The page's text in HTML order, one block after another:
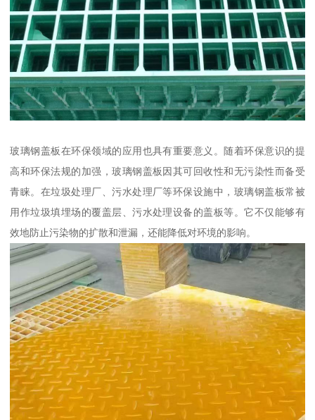
玻璃钢盖板在环保领域的应用也具有重要意义。随着环保意识的提
高和环保法规的加强，玻璃钢盖板因其可回收性和无污染性而备受
青睐。在垃圾处理厂、污水处理厂等环保设施中，玻璃钢盖板常被
用作垃圾填埋场的覆盖层、污水处理设备的盖板等。它不仅能够有
效地防止污染物的扩散和泄漏，还能降低对环境的影响。